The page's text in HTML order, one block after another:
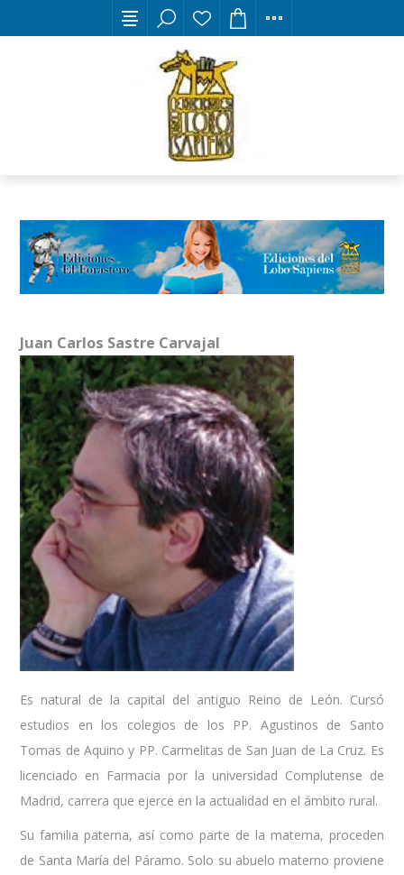
Juan Carlos Sastre Carvajal
Es natural de la capital del antiguo Reino de León. Cursó
estudios en los colegios de los PP. Agustinos de Santo
Tomas de Aquino y PP. Carmelitas de San Juan de La Cruz. Es
licenciado en Farmacia por la universidad Complutense de
Madrid, carrera que ejerce en la actualidad en el ámbito rural.
Su familia paterna, así como parte de la materna, proceden
de Santa María del Páramo. Solo su abuelo materno proviene